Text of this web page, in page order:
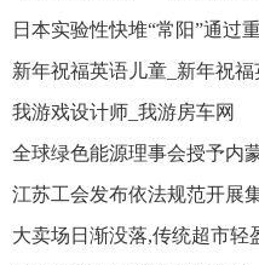
日本实验性快堆“常阳”通过
新年祝福英语儿童_新年祝福
我游戏设计师_我游房车网
全球绿色能源理事会授予内
江苏工会发布依法规范开展
大卖场日渐没落,传统超市轻